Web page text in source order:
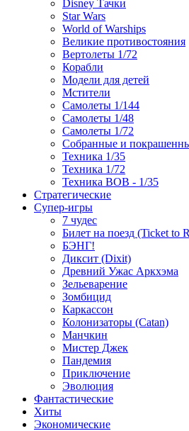
Disney Тачки
Star Wars
World of Warships
Великие противостояния
Вертолеты 1/72
Корабли
Модели для детей
Мстители
Самолеты 1/144
Самолеты 1/48
Самолеты 1/72
Собранные и
Техника 1/35
Техника 1/72
Техника ВОВ - 1/35
Стратегические
Супер-игры
7 чудес
Билет на поезд (Ticket to
БЭНГ!
Диксит (Dixit)
Древний Ужас Аркхэма
Зельеварение
Зомбицид
Каркассон
Колонизаторы (Catan)
Манчкин
Мистер Джек
Пандемия
Приключение
Эволюция
Фантастические
Хиты
Экономические